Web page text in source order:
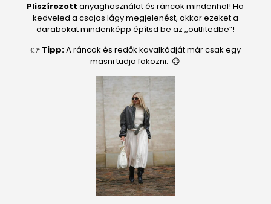
Pliszírozottanyaghasználat és ráncok mindenhol! Ha
kedveled a csajos lágy megjelenést, akkor ezeket a
darabokat mindenképp építsd be az ,,outfitedbe”!
👉 Tipp:A ráncok és redők kavalkádját már csak egy
masni tudja fokozni. 😉